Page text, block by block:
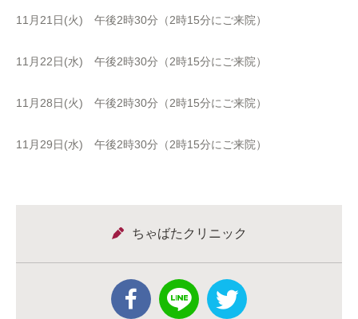
11月21日(火) 午後2時30分（2時15分にご来院）
11月22日(水) 午後2時30分（2時15分にご来院）
11月28日(火) 午後2時30分（2時15分にご来院）
11月29日(水) 午後2時30分（2時15分にご来院）
ちゃばたクリニック